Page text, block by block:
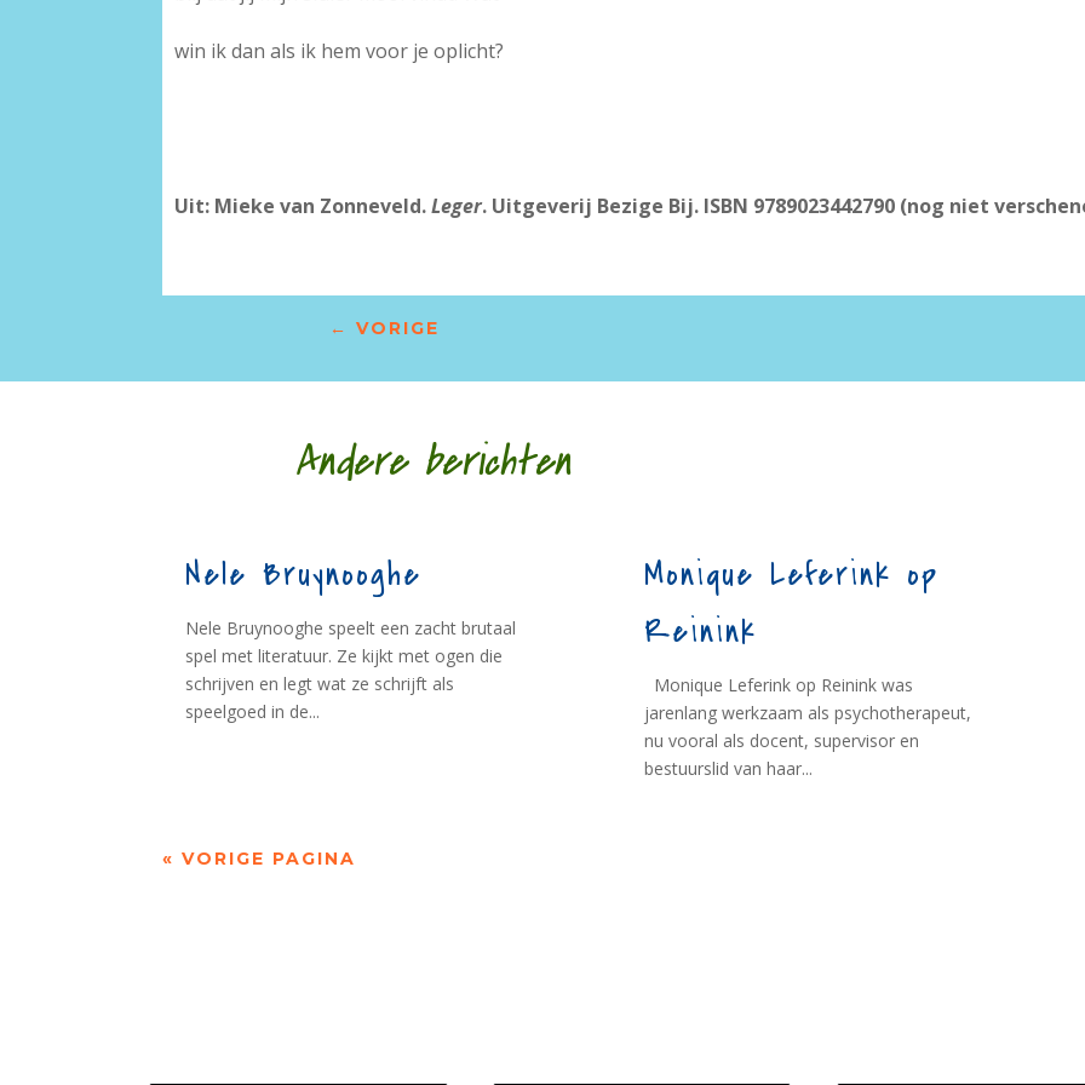
win ik dan als ik hem voor je oplicht?
Uit: Mieke van Zonneveld.Leger. Uitgeverij Bezige Bij. ISBN 9789023442790 (nog niet
← VORIGE
Andere berichten
Nele Bruynooghe
Nele Bruynooghe speelt een zacht brutaal
spel met literatuur. Ze kijkt met ogen die
schrijven en legt wat ze schrijft als
speelgoed in de...
Monique Leferink op
Reinink
Monique Leferink op Reinink was
jarenlang werkzaam als psychotherapeut,
nu vooral als docent, supervisor en
bestuurslid van haar...
« VORIGE PAGINA